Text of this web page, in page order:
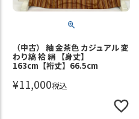
（中古） 紬 金茶色 カジュアル 変
わり縞 袷 絹 【身丈】
163cm【裄丈】66.5cm
¥11,000税込